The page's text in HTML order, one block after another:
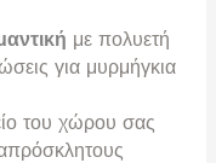
με πολυετή
για μυρμήγκια
του χώρου σας